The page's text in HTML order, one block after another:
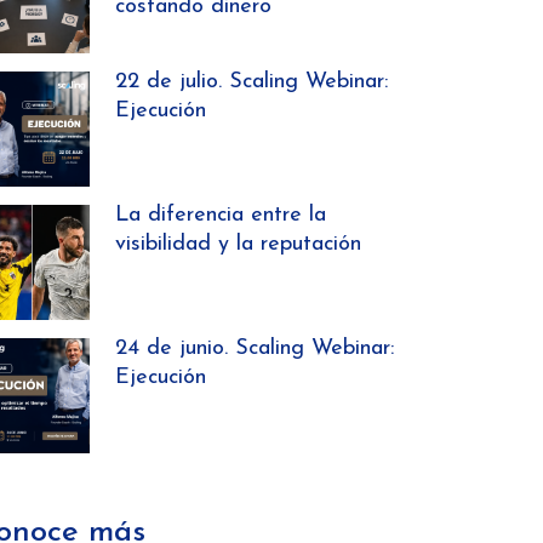
costando dinero
22 de julio. Scaling Webinar:
Ejecución
La diferencia entre la
visibilidad y la reputación
24 de junio. Scaling Webinar:
Ejecución
más